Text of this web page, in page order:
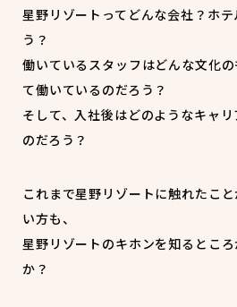
星野リゾートってどんな会社？ホ
う？
働いているスタッフはどんな文化
て働いているのだろう？
そして、入社後はどのようなキャ
のだろう？
これまで星野リゾートに触れたこ
い方も、
星野リゾートのキホンを知るとこ
か？